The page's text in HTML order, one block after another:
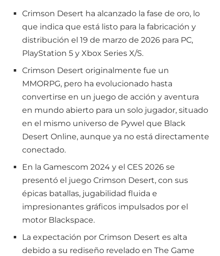
Crimson Desert ha alcanzado la fase de oro, lo
que indica que está listo para la fabricación y
distribución el 19 de marzo de 2026 para PC,
PlayStation 5 y Xbox Series X/S.
Crimson Desert originalmente fue un
MMORPG, pero ha evolucionado hasta
convertirse en un juego de acción y aventura
en mundo abierto para un solo jugador, situado
en el mismo universo de Pywel que Black
Desert Online, aunque ya no está directamente
conectado.
En la Gamescom 2024 y el CES 2026 se
presentó el juego Crimson Desert, con sus
épicas batallas, jugabilidad fluida e
impresionantes gráficos impulsados por el
motor Blackspace.
La expectación por Crimson Desert es alta
debido a su rediseño revelado en The Game